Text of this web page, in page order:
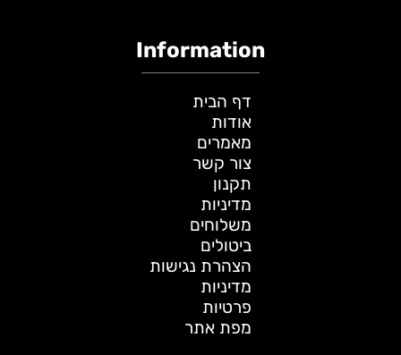
Information
דף הבית
אודות
מאמרים
צור קשר
תקנון
מדיניות
משלוחים
ביטולים
הצהרת נגישות
מדיניות
פרטיות
מפת אתר